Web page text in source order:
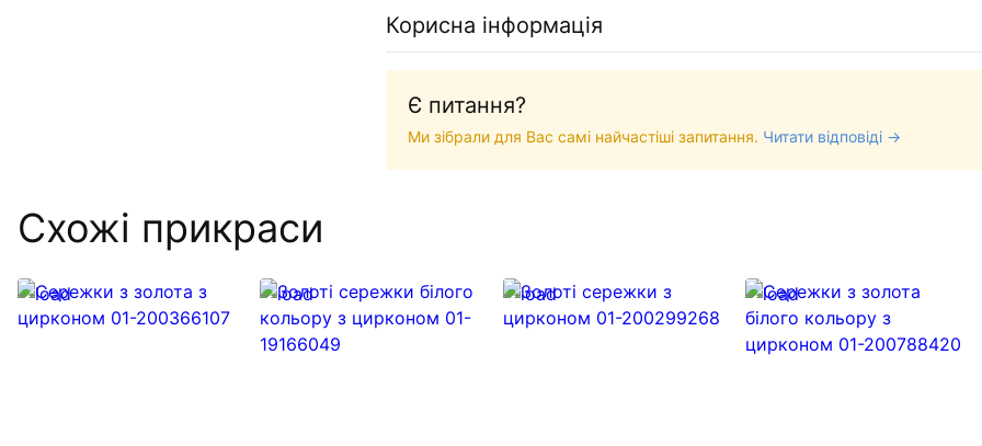
Корисна інформація
Є питання?
Ми зібрали для Вас самі найчастіші запитання. Читати відповіді →
Схожі прикраси